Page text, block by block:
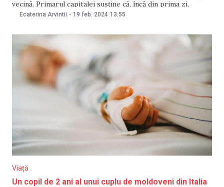
vecină. Primarul capitalei susține că, încă din prima zi,
municipalitatea s-a implicat „la maxim” pentru a ajuta
Ecaterina Arvintii - 19 feb. 2024 13:55
Viață
Un copil de 2 ani al unui cuplu de moldoveni din Italia